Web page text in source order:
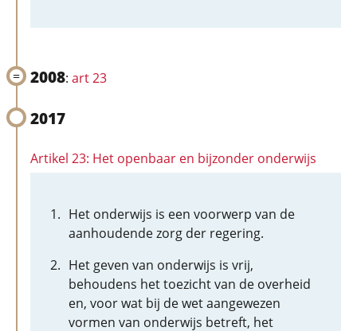
2008: art 23
2017
Artikel 23: Het openbaar en bijzonder onderwijs
Het onderwijs is een voorwerp van de
aanhoudende zorg der regering.
Het geven van onderwijs is vrij,
behoudens het toezicht van de overheid
en, voor wat bij de wet aangewezen
vormen van onderwijs betreft, het